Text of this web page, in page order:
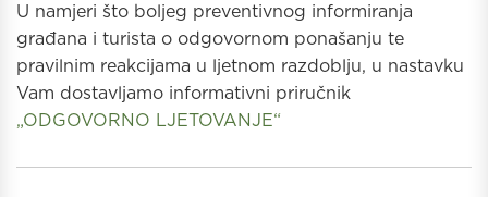
U namjeri što boljeg preventivnog informiranja
građana i turista o odgovornom ponašanju te
pravilnim reakcijama u ljetnom razdoblju, u nastavku
Vam dostavljamo informativni priručnik
„ODGOVORNO LJETOVANJE“